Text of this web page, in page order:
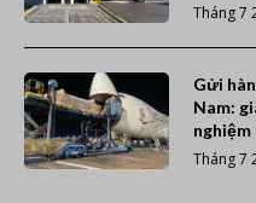
Tháng 7
Gửi
Nam:
Tháng 7